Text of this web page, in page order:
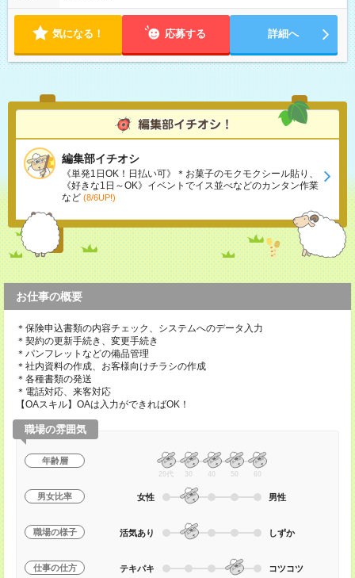
気になる！ 応募する 詳細へ
編集部イチオシ
《単発1日OK！日払い可》＊お菓子のモクモクシール貼り、
《好きな1日～OK》イベントでイス並べなどのカンタン作業
など (8/6UP!)
お仕事の概要
＊保険申込書類の内容チェック、システムへのデータ入力
＊契約の更新手続き、変更手続き
＊パンフレットなどの備品管理
＊社内資料の作成、お客様向けチラシの作成
＊各種書類の発送
＊電話対応、来客対応
【OAスキル】OAは入力ができればOK！
職場の雰囲気
年齢層
20代 30 40 50 60
男女比率 女性 男性
職場の様子 活気あり しずか
仕事の仕方 テキパキ コツコツ